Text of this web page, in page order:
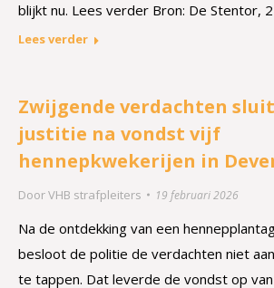
blijkt nu. Lees verder Bron: De Stentor,
Lees verder
Zwijgende verdachten
justitie na vondst vijf
hennepkwekerijen in
DoorVHB strafpleiters 19 februari 2026
Na de ontdekking van een
besloot de politie de verdachten niet
te tappen. Dat leverde de vondst op